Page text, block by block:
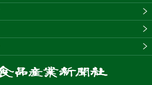
食